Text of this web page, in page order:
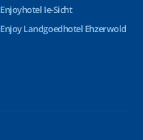
Enjoyhotel Ie-Sicht
Enjoy Landgoedhotel Ehzerwold